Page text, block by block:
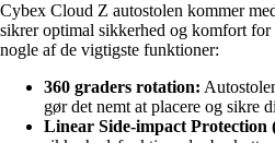
Cybex Cloud Z autostolen kommer
sikrer optimal sikkerhed og komfort
nogle af de vigtigste funktioner:
360 graders rotation:
gør det nemt at placere og sikre
Linear Side-impact Protection